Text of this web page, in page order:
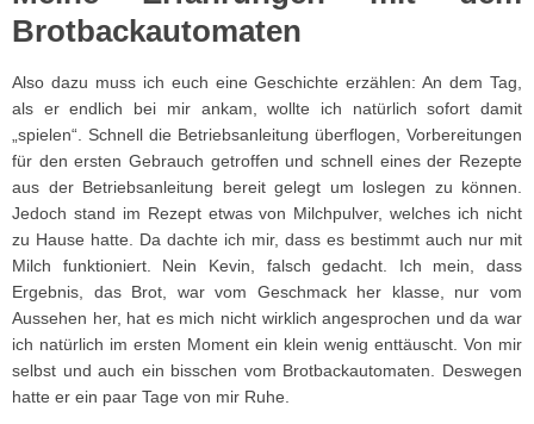
Brotbackautomaten
Also dazu muss ich euch eine Geschichte erzählen: An dem Tag,
als er endlich bei mir ankam, wollte ich natürlich sofort damit
„spielen“. Schnell die Betriebsanleitung überflogen, Vorbereitungen
für den ersten Gebrauch getroffen und schnell eines der Rezepte
aus der Betriebsanleitung bereit gelegt um loslegen zu können.
Jedoch stand im Rezept etwas von Milchpulver, welches ich nicht
zu Hause hatte. Da dachte ich mir, dass es bestimmt auch nur mit
Milch funktioniert. Nein Kevin, falsch gedacht. Ich mein, dass
Ergebnis, das Brot, war vom Geschmack her klasse, nur vom
Aussehen her, hat es mich nicht wirklich angesprochen und da war
ich natürlich im ersten Moment ein klein wenig enttäuscht. Von mir
selbst und auch ein bisschen vom Brotbackautomaten. Deswegen
hatte er ein paar Tage von mir Ruhe.